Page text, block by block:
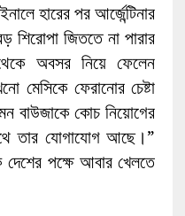
হারের পর আর্জেন্টিনার
জিততে না পারার
অবসর নিয়ে ফেলেন
মেসিকে ফেরানোর চেষ্টা
বাউজাকে কোচ নিয়োগের
তার যোগাযোগ আছে।”
পক্ষে আবার খেলতে